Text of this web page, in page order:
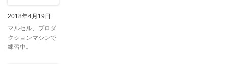
2018年4月19日
マルセル、プロダ
クションマシンで
練習中。